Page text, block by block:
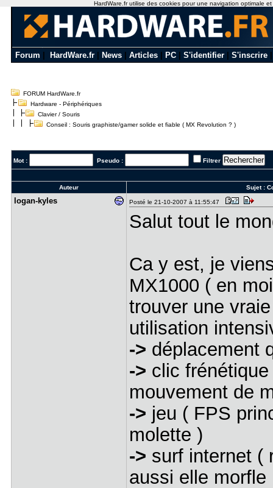
Forum HardWare.fr News Articles PC S'identifier S'inscrire
FORUM HardWare.fr
Hardware - Périphériques
Clavier / Souris
Conseil : Souris graphiste/gamer solide et fiable ( MX Revolution ? )
Mot : Pseudo : Filtrer
Auteur Sujet :
logan-kyle​s Posté le 21-10-2007 à 11:55:47
Salut tout le
Ca y est, je
MX1000 ( en
trouver une
utilisation
-> déplacement
-> clic
mouvement de
-> jeu ( FPS
molette )
-> surf internet (
aussi elle morfle
HardWare.fr utilise des cookies pour une navigation optimale